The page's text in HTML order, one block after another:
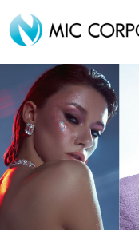
HOME
about MIC
取扱いブランド
MIC ONLINE
スタッフリクルート